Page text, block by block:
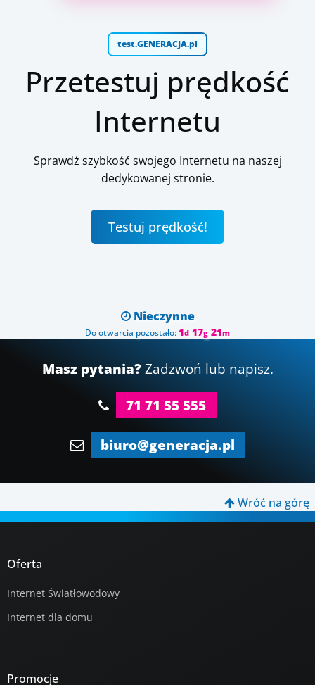
test.GENERACJA.pl
Przetestuj prędkość
Internetu
Sprawdź szybkość swojego Internetu na naszej
dedykowanej stronie.
Testuj prędkość!
 Nieczynne
Do otwarcia pozostało:1d 17g 21m
Masz pytania?Zadzwoń lub napisz.
71 71 55 555
biuro@generacja.pl
 Wróć na górę
Oferta
Internet Światłowodowy
Internet dla domu
Promocje